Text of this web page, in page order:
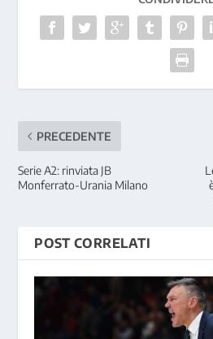
PRECEDENTE
Serie A2: rinviata JB
Monferrato-Urania Milano
POST CORRELATI